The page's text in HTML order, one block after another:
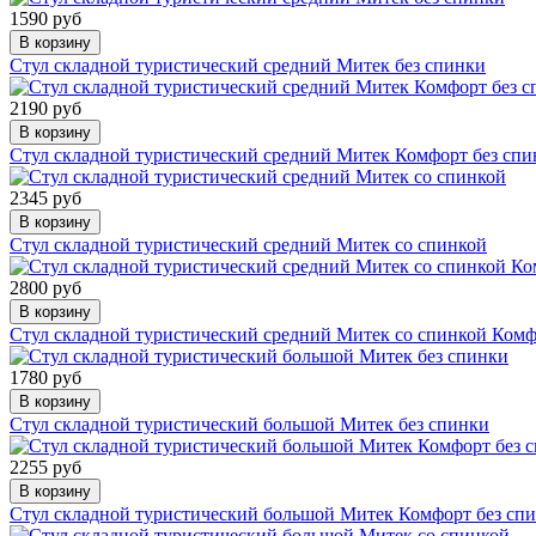
1590 руб
В корзину
Стул складной туристический средний Митек без спинки
2190 руб
В корзину
Стул складной туристический средний Митек Комфорт без
2345 руб
В корзину
Стул складной туристический средний Митек со спинкой
2800 руб
В корзину
Стул складной туристический средний Митек со спинкой
1780 руб
В корзину
Стул складной туристический большой Митек без спинки
2255 руб
В корзину
Стул складной туристический большой Митек Комфорт без